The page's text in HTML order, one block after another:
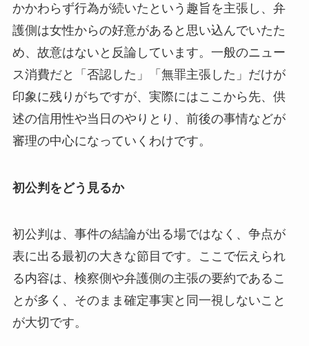
かかわらず行為が続いたという趣旨を主張し、弁
護側は女性からの好意があると思い込んでいたた
め、故意はないと反論しています。一般のニュー
ス消費だと「否認した」「無罪主張した」だけが
印象に残りがちですが、実際にはここから先、供
述の信用性や当日のやりとり、前後の事情などが
審理の中心になっていくわけです。
初公判をどう見るか
初公判は、事件の結論が出る場ではなく、争点が
表に出る最初の大きな節目です。ここで伝えられ
る内容は、検察側や弁護側の主張の要約であるこ
とが多く、そのまま確定事実と同一視しないこと
が大切です。